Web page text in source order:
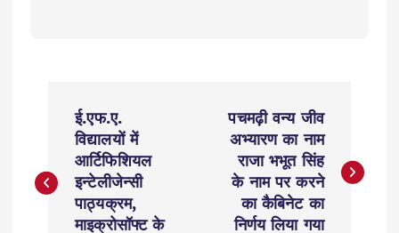
s
ई.एफ.ए.
विद्यालयों में
आर्टिफिशियल
इन्टेलीजेन्सी
पाठ्यक्रम,
माइक्रोसॉफ्ट के
पचमढ़ी वन्य जीव
अभ्यारण का नाम
राजा भभूत सिंह
के नाम पर करने
का कैबिनेट का
निर्णय लिया गया